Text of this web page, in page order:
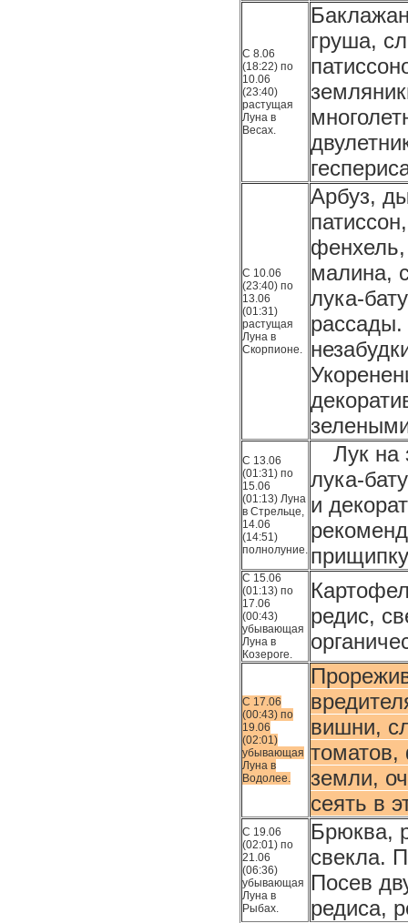
С 8.06
(18:22) по
10.06
(23:40)
растущая
Луна в
Весах.
груша,
С 10.06
(23:40) по
13.06
(01:31)
растущая
Луна в
Скорпионе.
Арбуз,
малина,
лука-
рассады.
С 13.06
(01:31) по
15.06
(01:13) Луна
в Стрельце,
14.06
(14:51)
полнолуние.
Лук на
лука-
и
С 15.06
(01:13) по
17.06
(00:43)
убывающая
Луна в
Козероге.
редис,
С 17.06
(00:43) по
19.06
(02:01)
убывающая
Луна в
Водолее.
вишни,
томатов,
земли,
сеять в
С 19.06
(02:01) по
21.06
(06:36)
убывающая
Луна в
Рыбах.
Брюква,
свекла.
Посев
редиса,